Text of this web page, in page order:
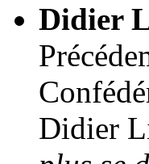
Didier
Didier